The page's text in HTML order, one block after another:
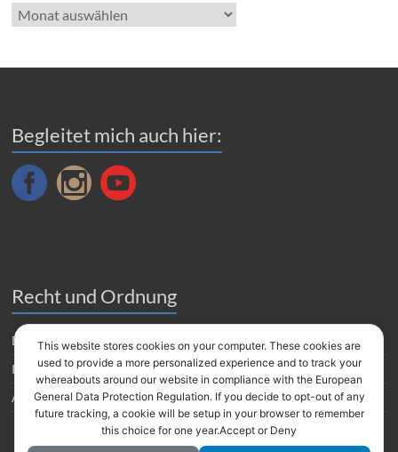
Blog
Archiv
Begleitet mich auch hier:
Recht und Ordnung
Datenverarbeitung
Impressum
Amazon Partnerprogramm
This website stores cookies on your computer. These cookies are
used to provide a more personalized experience and to track your
whereabouts around our website in compliance with the European
General Data Protection Regulation. If you decide to opt-out of any
future tracking, a cookie will be setup in your browser to remember
this choice for one year.Accept or Deny